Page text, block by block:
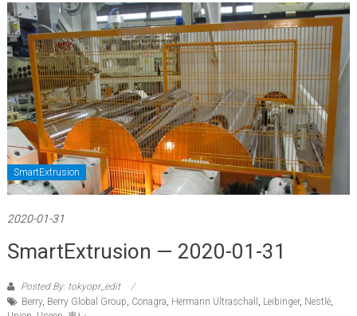
SmartExtrusion
2020-01-31
SmartExtrusion — 2020-01-31
Posted By: tokyopr_edit
Berry, Berry Global Group, Conagra, Hermann Ultraschall , Leibinger, Nestlé,